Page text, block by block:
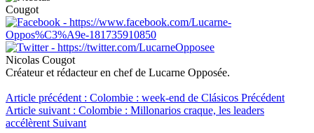
Nicolas Cougot
Créateur et rédacteur en chef de Lucarne Opposée.
Article précédent : Colombie : week-end de Clásicos Précédent
Article suivant : Colombie : Millonarios craque, les leaders
accélèrent Suivant